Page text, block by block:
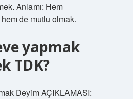
Anlamı: Hem
de mutlu olmak.
yapmak
TDK?
Deyim AÇIKLAMASI: